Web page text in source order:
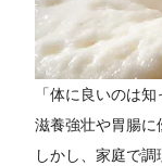
「体に良いのは
滋養強壮や胃腸に
しかし、家庭で